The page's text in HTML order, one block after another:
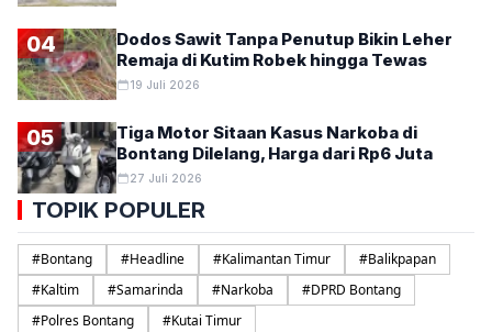
04
Dodos Sawit Tanpa Penutup Bikin Leher
Remaja di Kutim Robek hingga Tewas
19 Juli 2026
05
Tiga Motor Sitaan Kasus Narkoba di
Bontang Dilelang, Harga dari Rp6 Juta
27 Juli 2026
TOPIK POPULER
#Bontang #Headline #Kalimantan Timur #Balikpapan
#Kaltim #Samarinda #Narkoba #DPRD Bontang
#Polres Bontang #Kutai Timur